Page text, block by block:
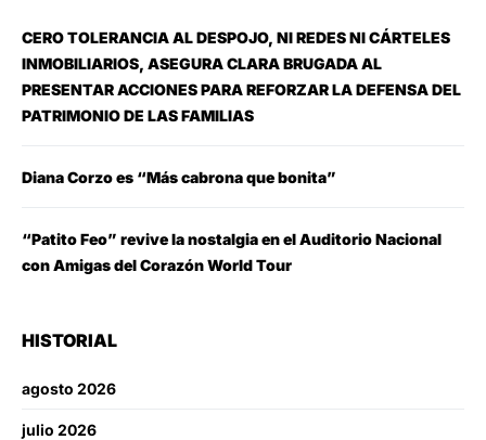
CERO TOLERANCIA AL DESPOJO, NI REDES NI CÁRTELES
INMOBILIARIOS, ASEGURA CLARA BRUGADA AL
PRESENTAR ACCIONES PARA REFORZAR LA DEFENSA DEL
PATRIMONIO DE LAS FAMILIAS
Diana Corzo es “Más cabrona que bonita”
“Patito Feo” revive la nostalgia en el Auditorio Nacional
con Amigas del Corazón World Tour
HISTORIAL
agosto 2026
julio 2026